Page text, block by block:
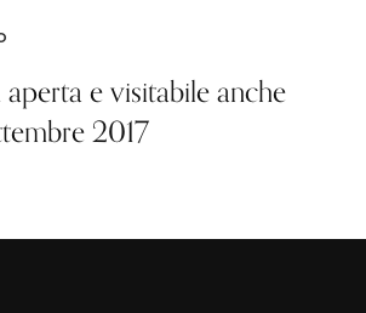
aperta e visitabile anche
2017